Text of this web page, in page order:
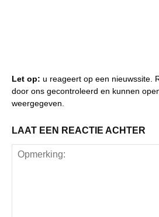
Let op: u reageert op een nieuwssite.
door ons gecontroleerd en kunnen
weergegeven.
LAAT EEN REACTIE ACHTER